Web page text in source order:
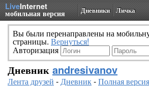
LiveInternet
мобильная версия Дневники Личка
Вы были перенаправлены на
страницы. Вернуться!
Авторизация
Дневник andresivanov
Лента друзей -Дневник-Полная версия